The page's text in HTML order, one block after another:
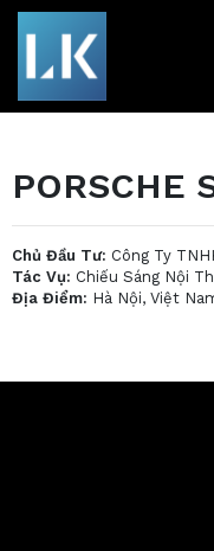
PORSCHE
Chủ Đầu Tư: Công Ty
Tác Vụ: Chiếu Sáng Nội
Địa Điểm: Hà Nội, Việt